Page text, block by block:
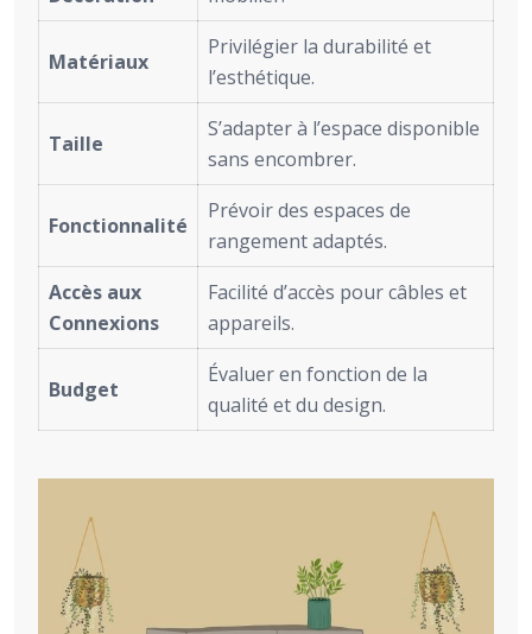
Matériaux
Privilégier la durabilité et
l’esthétique.
Taille
S’adapter à l’espace disponible
sans encombrer.
Fonctionnalité
Prévoir des espaces de
rangement adaptés.
Accès aux
Connexions
Facilité d’accès pour câbles et
appareils.
Budget
Évaluer en fonction de la
qualité et du design.